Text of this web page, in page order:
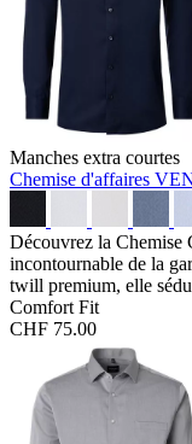
Manches extra courtes
Chemise d'affaires
Découvrez la
incontournable de la
twill premium, elle
Comfort Fit
CHF 75.00